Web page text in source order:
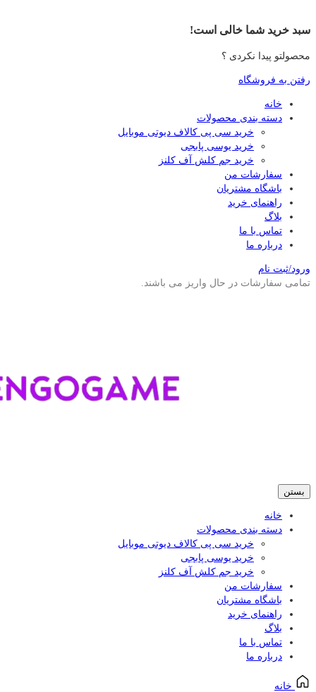
سبد خرید شما خالی است!
محصولتو پیدا نکردی ؟
رفتن به فروشگاه
خانه
دسته بندی محصولات
خرید سی پی کالاف دیوتی موبایل
خرید یوسی پابجی
خرید جم کلش آف کلنز
سفارشات من
باشگاه مشتریان
راهنمای خرید
بلاگ
تماس با ما
درباره ما
ورود/ثبت نام
تمامی سفارشات در حال واریز می باشند.
بستن
خانه
دسته بندی محصولات
خرید سی پی کالاف دیوتی موبایل
خرید یوسی پابجی
خرید جم کلش آف کلنز
سفارشات من
باشگاه مشتریان
راهنمای خرید
بلاگ
تماس با ما
درباره ما
خانه